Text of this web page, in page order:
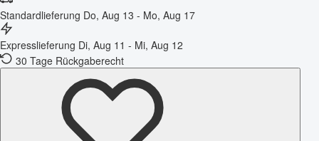
Standardlieferung Do, Aug 13 - Mo, Aug 17
Expresslieferung Di, Aug 11 - Mi, Aug 12
30 Tage Rückgaberecht